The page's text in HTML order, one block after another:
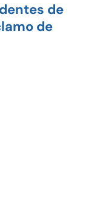
de
de